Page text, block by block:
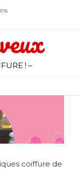
! –
coiffure de